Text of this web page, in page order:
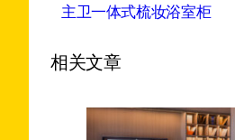
主卫一体式梳妆浴室柜
相关文章